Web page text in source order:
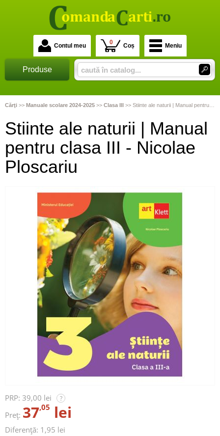
Contul meu 0 Coș Meniu
Produse
Cărţi >> Manuale scolare 2024-2025 >> Clasa III >> Stiinte ale naturii | Manual pentru clasa III - Nicolae Ploscariu
Stiinte ale naturii | Manual
pentru clasa III - Nicolae
Ploscariu
PRP: 39,00 lei ?
Preț: 37,05 lei
Diferență: 1,95 lei